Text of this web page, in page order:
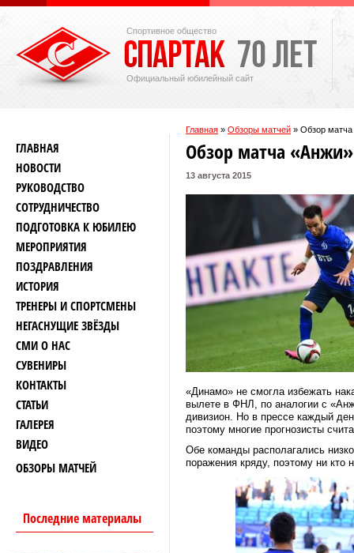
Спортивное общество
Официальный юбилейный сайт
Главная » Обзоры матчей » Обзор
ГЛАВНАЯ
НОВОСТИ
РУКОВОДСТВО
СОТРУДНИЧЕСТВО
ПОДГОТОВКА К ЮБИЛЕЮ
МЕРОПРИЯТИЯ
ПОЗДРАВЛЕНИЯ
ИСТОРИЯ
ТРЕНЕРЫ И СПОРТСМЕНЫ
НЕГАСНУЩИЕ ЗВЁЗДЫ
СМИ О НАС
СУВЕНИРЫ
КОНТАКТЫ
СТАТЬИ
ГАЛЕРЕЯ
ВИДЕО
ОБЗОРЫ МАТЧЕЙ
Последние материалы
Обзор матча
13 августа 2015
«Динамо» не смогла избежать
вылете в ФНЛ, по аналогии с
дивизион. Но в прессе каждый
поэтому многие прогнозисты
Обе команды располагались
поражения кряду, поэтому ни кто